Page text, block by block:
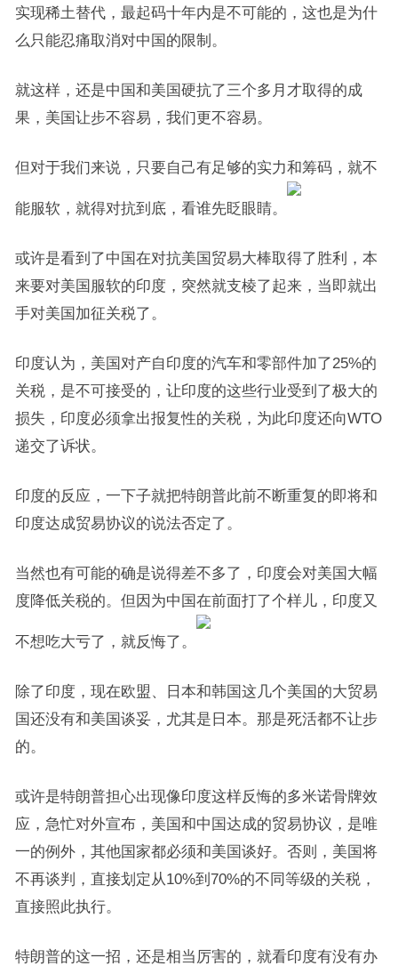
实现稀土替代，最起码十年内是不可能的，这也是为什
么只能忍痛取消对中国的限制。
就这样，还是中国和美国硬抗了三个多月才取得的成
果，美国让步不容易，我们更不容易。
但对于我们来说，只要自己有足够的实力和筹码，就不
能服软，就得对抗到底，看谁先眨眼睛。
或许是看到了中国在对抗美国贸易大棒取得了胜利，本
来要对美国服软的印度，突然就支棱了起来，当即就出
手对美国加征关税了。
印度认为，美国对产自印度的汽车和零部件加了25%的
关税，是不可接受的，让印度的这些行业受到了极大的
损失，印度必须拿出报复性的关税，为此印度还向WTO
递交了诉状。
印度的反应，一下子就把特朗普此前不断重复的即将和
印度达成贸易协议的说法否定了。
当然也有可能的确是说得差不多了，印度会对美国大幅
度降低关税的。但因为中国在前面打了个样儿，印度又
不想吃大亏了，就反悔了。
除了印度，现在欧盟、日本和韩国这几个美国的大贸易
国还没有和美国谈妥，尤其是日本。那是死活都不让步
的。
或许是特朗普担心出现像印度这样反悔的多米诺骨牌效
应，急忙对外宣布，美国和中国达成的贸易协议，是唯
一的例外，其他国家都必须和美国谈好。否则，美国将
不再谈判，直接划定从10%到70%的不同等级的关税，
直接照此执行。
特朗普的这一招，还是相当厉害的，就看印度有没有办